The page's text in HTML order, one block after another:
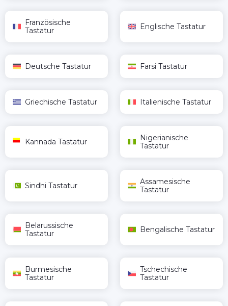
Französische
Tastatur
Englische Tastatur
Deutsche Tastatur Farsi Tastatur
Griechische Tastatur Italienische Tastatur
Kannada Tastatur
Nigerianische
Tastatur
Sindhi Tastatur
Assamesische
Tastatur
Belarussische
Tastatur
Bengalische Tastatur
Burmesische
Tastatur
Tschechische
Tastatur